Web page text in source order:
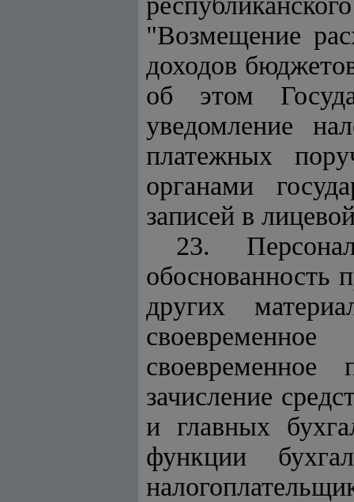
"Возмещение
доходов
об этом
уведомление
платежных
органами
записей в
23.
обоснованность
других
зачисление
и главных
функции